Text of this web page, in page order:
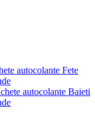
autocolante Fete
autocolante Baieti